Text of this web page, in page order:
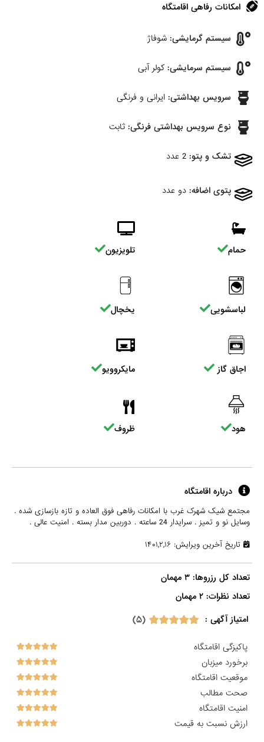
امکانات رفاهی اقامتگاه
سیستم گرمایشی: شوفاژ
سیستم سرمایشی: کولر آبی
سرویس بهداشتی: ایرانی و فرنگی
نوع سرویس بهداشتی فرنگی: ثابت
تشک و پتو: 2 عدد
پتوی اضافه: دو عدد
حمام تلویزیون
لباسشویی یخچال
اجاق گاز مایکروویو
هود ظروف
درباره اقامتگاه
مجتمع شیک شهرک غرب با امکانات رفاهی فوق العاده و تازه بازسازی شده .
وسایل نو و تمیز . سرایدار 24 ساعته . دوربین مدار بسته . امنیت عالی .
تاریخ آخرین ویرایش: ۱۴۰۱,۲,۱۶
تعداد کل رزروها: ۳ مهمان
تعداد نظرات: ۲ مهمان
امتیاز آگهی :
(۵)
پاکیزگی اقامتگاه
برخورد میزبان
موقعیت اقامتگاه
صحت مطالب
امنیت اقامتگاه
ارزش نسبت به قیمت